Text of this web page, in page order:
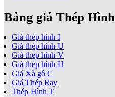
Bảng giá Thép Hình
Giá thép hình I
Giá thép hình U
Giá thép hình V
Giá thép hình H
Giá Xà gồ C
Giá Thép Ray
Thép Hình T